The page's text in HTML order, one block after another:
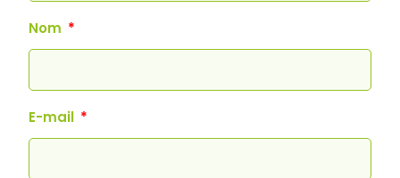
Nom
E-mail